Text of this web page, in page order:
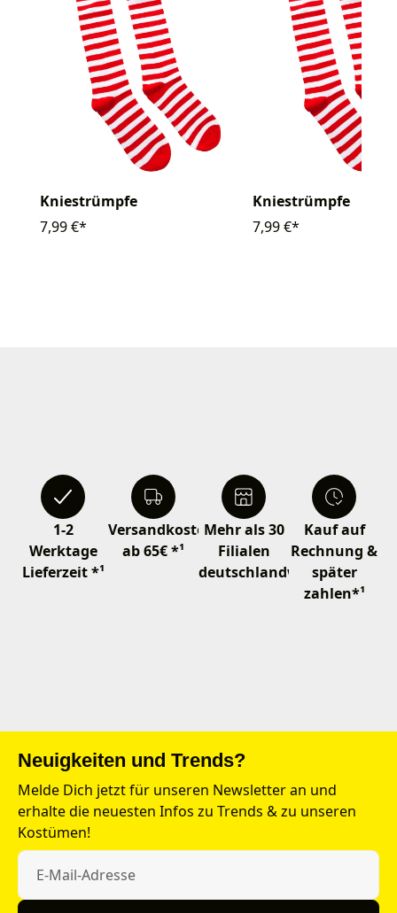
Kniestrümpfe
7,99 €*
Kniestrümpfe
7,99 €*
1-2
Werktage
Lieferzeit *¹
Versandkostenfrei
ab 65€ *¹
Mehr als 30
Filialen
deutschlandweit
Kauf auf
Rechnung &
später
zahlen*¹
Neuigkeiten und Trends?
Melde Dich jetzt für unseren Newsletter an und
erhalte die neuesten Infos zu Trends & zu unseren
Kostümen!